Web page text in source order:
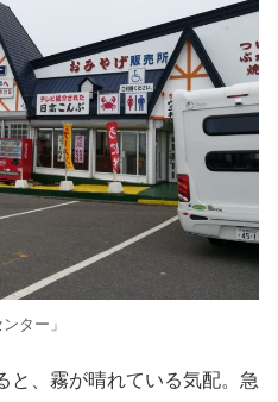
ター」
と、霧が晴れている気配。急